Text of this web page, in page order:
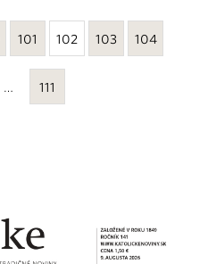
101 102 103 104
… 111